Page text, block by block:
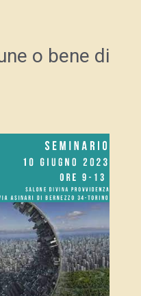
o bene di